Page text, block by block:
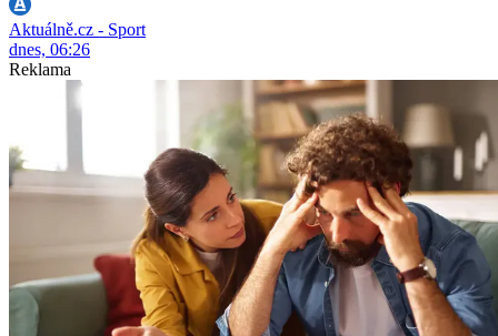
Aktuálně.cz - Sport
dnes, 06:26
Reklama